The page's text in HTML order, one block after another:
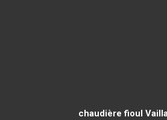
chaudière fioul